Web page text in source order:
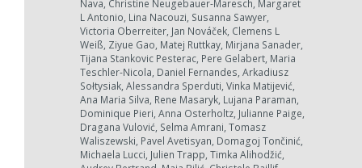
Nava, Christine Neugebauer-Maresch, Margaret
L Antonio, Lina Nacouzi, Susanna Sawyer,
Victoria Oberreiter, Jan Nováček, Clemens L
Weiß, Ziyue Gao, Matej Ruttkay, Mirjana Sanader,
Tijana Stankovic Pesterac, Pere Gelabert, Maria
Teschler-Nicola, Daniel Fernandes, Arkadiusz
Sołtysiak, Alessandra Sperduti, Vinka Matijević,
Ana Maria Silva, Rene Masaryk, Lujana Paraman,
Dominique Pieri, Anna Osterholtz, Julianne Paige,
Dragana Vulović, Selma Amrani, Tomasz
Waliszewski, Pavel Avetisyan, Domagoj Tončinić,
Michaela Lucci, Julien Trapp, Timka Alihodžić,